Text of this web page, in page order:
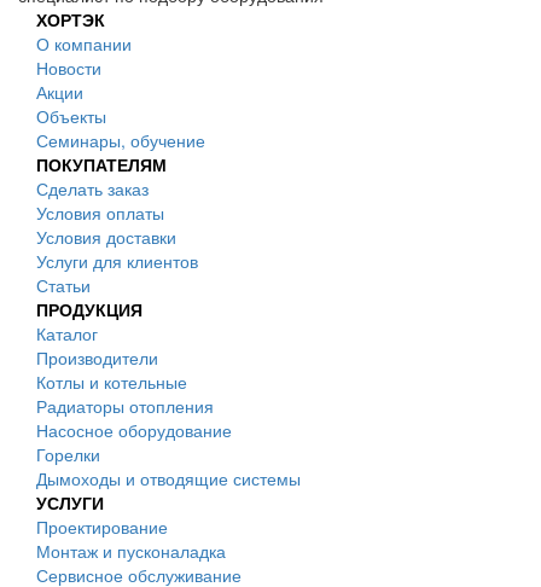
ХОРТЭК
О компании
Новости
Акции
Объекты
Семинары, обучение
ПОКУПАТЕЛЯМ
Сделать заказ
Условия оплаты
Условия доставки
Услуги для клиентов
Статьи
ПРОДУКЦИЯ
Каталог
Производители
Котлы и котельные
Радиаторы отопления
Насосное оборудование
Горелки
Дымоходы и отводящие системы
УСЛУГИ
Проектирование
Монтаж и пусконаладка
Сервисное обслуживание